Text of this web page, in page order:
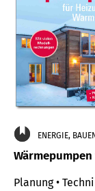
ENERGIE,
Planung •